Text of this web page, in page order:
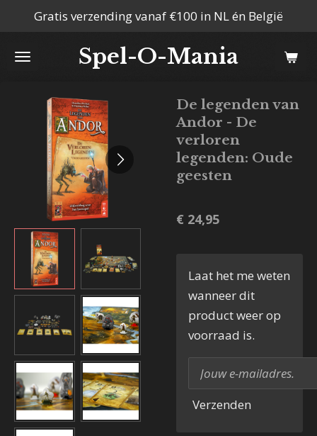
naar
hoofdinhoud
Spel-O-Mania
Gratis verzending vanaf €100 in NL én België
De legenden van
Andor - De
verloren
legenden: Oude
geesten
€ 24,95
Laat het me weten
wanneer dit
product weer op
voorraad is.
Verzenden